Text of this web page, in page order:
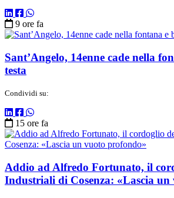
9 ore fa
Sant’Angelo, 14enne cade nella
testa
Condividi su:
15 ore fa
Addio ad Alfredo Fortunato, il
Industriali di Cosenza: «Lascia